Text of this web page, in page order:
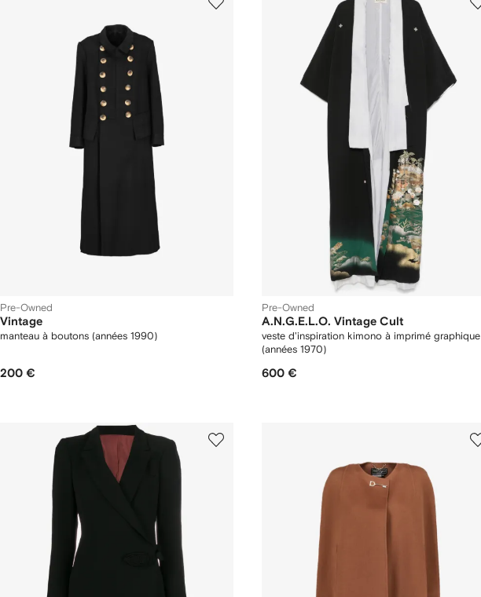
Pre-Owned
Vintage
manteau à boutons (années 1990)
200 €
Pre-Owned
A.N.G.E.L.O. Vintage Cult
veste d'inspiration kimono à imprimé graphique
(années 1970)
600 €